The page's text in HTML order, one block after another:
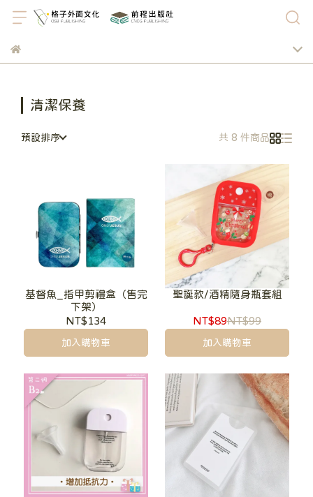
清潔保養
預設排序 共 8 件商品
基督魚_指甲剪禮盒（售完
下架）
NT$134
加入購物車
聖誕款/酒精隨身瓶套組
NT$89NT$99
加入購物車